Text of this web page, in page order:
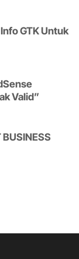
GTK Untuk
Valid”